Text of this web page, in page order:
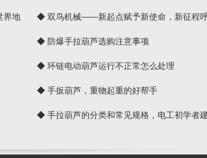
界地 ◆ 双鸟机械——新起点赋予新使命，新征程
◆ 防爆手拉葫芦选购注意事项
◆ 环链电动葫芦运行不正常怎么处理
◆ 手扳葫芦，重物起重的好帮手
◆ 手拉葫芦的分类和常见规格，电工初学者